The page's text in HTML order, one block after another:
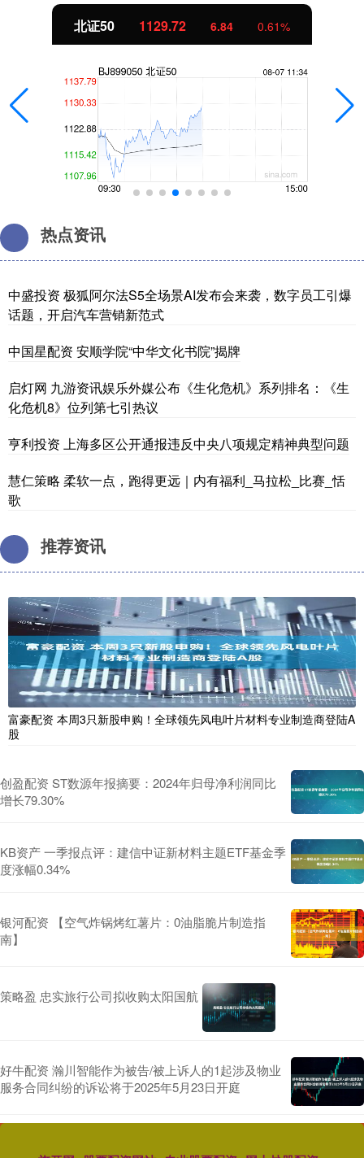
北证50 1129.72 6.84 0.61%
热点资讯
中盛投资 极狐阿尔法S5全场景AI发布会来袭，数字员工引爆
话题，开启汽车营销新范式
中国星配资 安顺学院“中华文化书院”揭牌
启灯网 九游资讯娱乐外媒公布《生化危机》系列排名：《生
化危机8》位列第七引热议
亨利投资 上海多区公开通报违反中央八项规定精神典型问题
慧仁策略 柔软一点，跑得更远｜内有福利_马拉松_比赛_恬
歌
推荐资讯
富豪配资 本周3只新股申购！全球领先风电叶片材料专业制造商登陆A
股
创盈配资 ST数源年报摘要：2024年归母净利润同比
增长79.30%
KB资产 一季报点评：建信中证新材料主题ETF基金季
度涨幅0.34%
银河配资 【空气炸锅烤红薯片：0油脂脆片制造指
南】
策略盈 忠实旅行公司拟收购太阳国航
好牛配资 瀚川智能作为被告/被上诉人的1起涉及物业
服务合同纠纷的诉讼将于2025年5月23日开庭